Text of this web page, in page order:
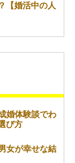
【婚活中の人
婚体験談でわ
び方
女が幸せな結